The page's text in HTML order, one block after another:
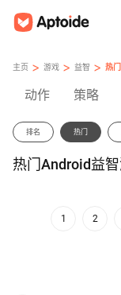
主页 > 游戏 > 益智 > 热门
动作 策略
排名 热门
热门Android益
1 2